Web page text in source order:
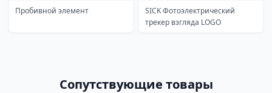
Пробивной элемент
SICK Фотоэлектрический
трекер взгляда LOGO
Сопутствующие товары